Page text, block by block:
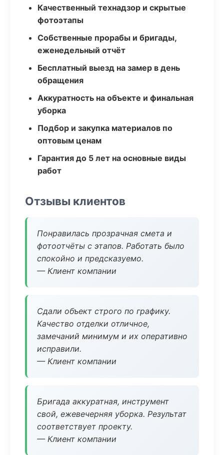
Качественный технадзор и скрытые
фотоэтапы
Собственные прорабы и бригады,
еженедельный отчёт
Бесплатный выезд на замер в день
обращения
Аккуратность на объекте и финальная
уборка
Подбор и закупка материалов по
оптовым ценам
Гарантия до 5 лет на основные виды
работ
Отзывы клиентов
Понравилась прозрачная смета и
фотоотчёты с этапов. Работать было
спокойно и предсказуемо.
— Клиент компании
Сдали объект строго по графику.
Качество отделки отличное,
замечаний минимум и их оперативно
исправили.
— Клиент компании
Бригада аккуратная, инструмент
свой, ежевечерняя уборка. Результат
соответствует проекту.
— Клиент компании